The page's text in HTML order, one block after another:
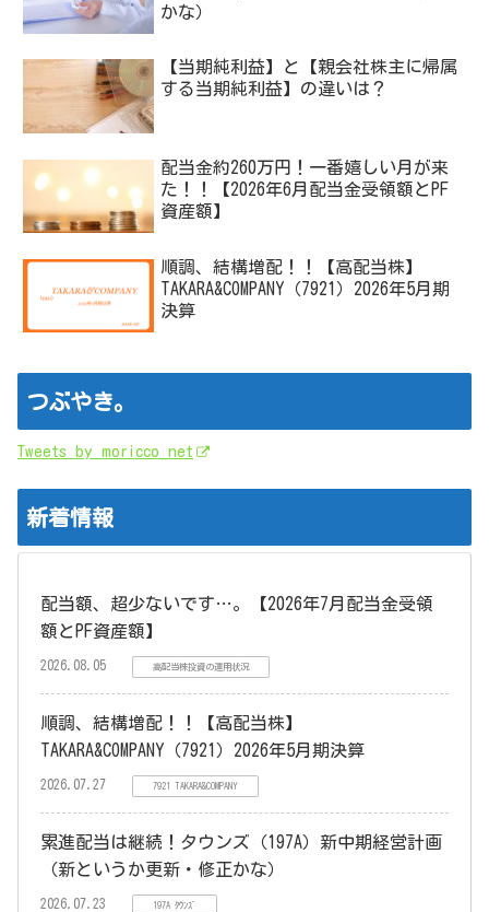
かな）
【当期純利益】と【親会社株主に帰属
する当期純利益】の違いは？
配当金約260万円！一番嬉しい月が来
た！！【2026年6月配当金受領額とPF
資産額】
順調、結構増配！！【高配当株】
TAKARA&COMPANY（7921）2026年5月期
決算
つぶやき。
Tweets by moricco_net
新着情報
配当額、超少ないです…。【2026年7月配当金受領
額とPF資産額】
2026.08.05 高配当株投資の運用状況
順調、結構増配！！【高配当株】
TAKARA&COMPANY（7921）2026年5月期決算
2026.07.27 7921 TAKARA&COMPANY
累進配当は継続！タウンズ（197A）新中期経営計画
（新というか更新・修正かな）
2026.07.23 197A ﾀｳﾝｽﾞ